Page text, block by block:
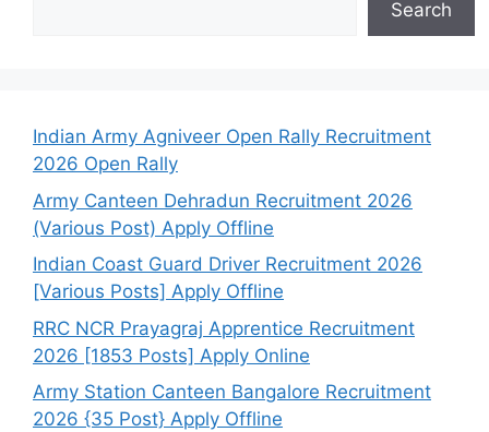
Search
Indian Army Agniveer Open Rally Recruitment
2026 Open Rally
Army Canteen Dehradun Recruitment 2026
(Various Post) Apply Offline
Indian Coast Guard Driver Recruitment 2026
[Various Posts] Apply Offline
RRC NCR Prayagraj Apprentice Recruitment
2026 [1853 Posts] Apply Online
Army Station Canteen Bangalore Recruitment
2026 {35 Post} Apply Offline